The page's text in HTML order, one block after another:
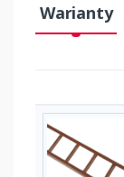
Warianty